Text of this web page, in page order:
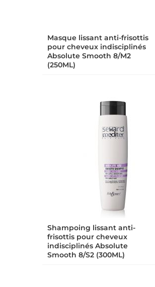
Masque lissant anti-frisottis
pour cheveux indisciplinés
Absolute Smooth 8/M2
(250ML)
Shampoing lissant anti-
frisottis pour cheveux
indisciplinés Absolute
Smooth 8/S2 (300ML)